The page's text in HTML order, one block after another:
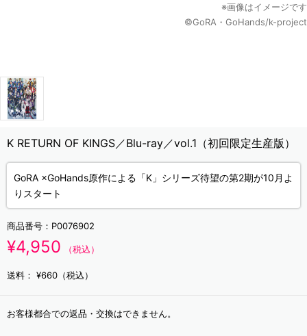
※画像はイメージです
©GoRA・GoHands/k-project
K RETURN OF KINGS／Blu-ray／vol.1（初回限定生産版）
GoRA ×GoHands原作による「K」シリーズ待望の第2期が10月よ
りスタート
商品番号： P0076902
¥4,950 （税込）
送料： ¥660（税込）
お客様都合での返品・交換はできません。